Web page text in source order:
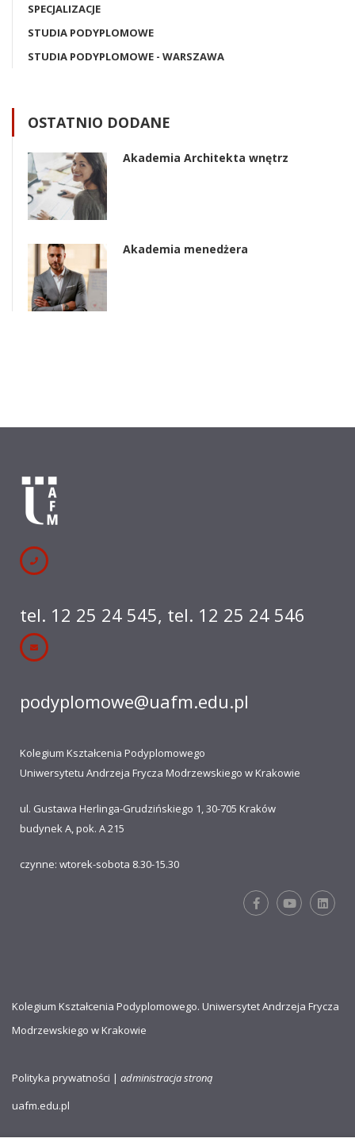
SPECJALIZACJE
STUDIA PODYPLOMOWE
STUDIA PODYPLOMOWE - WARSZAWA
OSTATNIO DODANE
Akademia Architekta wnętrz
Akademia menedżera
tel. 12 25 24 545, tel. 12 25 24 546
podyplomowe@uafm.edu.pl
Kolegium Kształcenia Podyplomowego
Uniwersytetu Andrzeja Frycza Modrzewskiego w Krakowie
ul. Gustawa Herlinga-Grudzińskiego 1, 30-705 Kraków
budynek A, pok. A 215
czynne: wtorek-sobota 8.30-15.30
Kolegium Kształcenia Podyplomowego. Uniwersytet Andrzeja Frycza
Modrzewskiego w Krakowie
Polityka prywatności | administracja stroną
uafm.edu.pl